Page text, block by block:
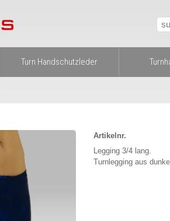
Turn Handschutzleder
Artikelnr.
Legging 3/4 lang.
Turnlegging aus